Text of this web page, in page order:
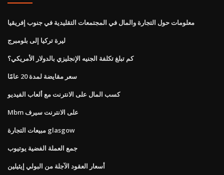
معلومات حول التجارة والمال في المجتمعات التقليدية في جنوب إفريقيا
ليرة تركيا إلى بلومبرج
كم تبلغ تكلفة الجنيه الإنجليزي بالدولار الأمريكي؟
سعر مقايضة لمدة 20 عامًا
كسب المال على الانترنت مع ألعاب الفيديو
Mbm على الانترنت سيرف
مبيعات التجارة glasgow
جمع العملة الفضية يوتيوب
أسعار العقود الآجلة من البولي إيثيلين